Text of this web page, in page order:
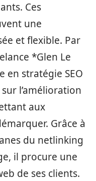
Ces
une
et flexible. Par
*Glen Le
en stratégie SEO
l’amélioration
aux
Grâce à
du netlinking
il procure une
de ses clients.